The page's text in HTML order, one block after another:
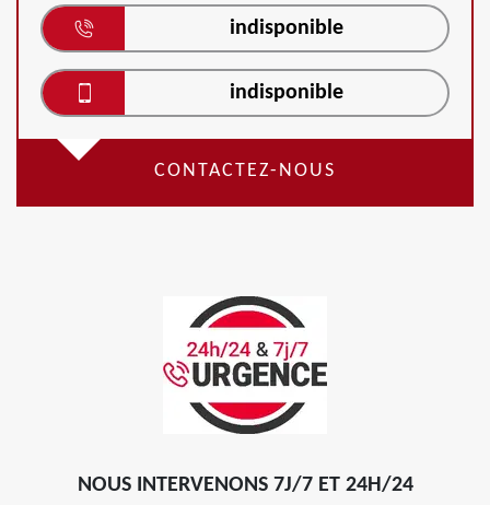
indisponible
indisponible
CONTACTEZ-NOUS
NOUS INTERVENONS 7J/7 ET 24H/24